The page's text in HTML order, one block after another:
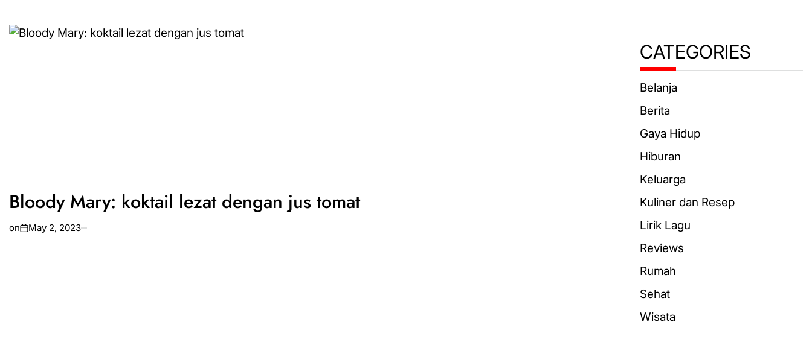
Bloody Mary: koktail lezat dengan jus tomat
on May 2, 2023
CATEGORIES
Belanja
Berita
Gaya Hidup
Hiburan
Keluarga
Kuliner dan Resep
Lirik Lagu
Reviews
Rumah
Sehat
Wisata